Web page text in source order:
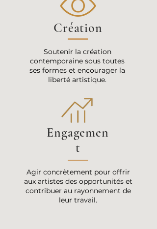
Création
Soutenir la création
contemporaine sous toutes
ses formes et encourager la
liberté artistique.
Engagemen
t
Agir concrètement pour offrir
aux artistes des opportunités et
contribuer au rayonnement de
leur travail.